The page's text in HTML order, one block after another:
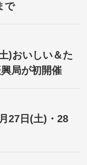
で
)おいしい＆た
局が初開催
27日(土)・28